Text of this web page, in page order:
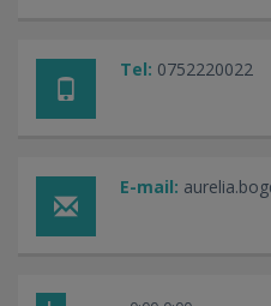
Tel: 0752220022
E-mail: